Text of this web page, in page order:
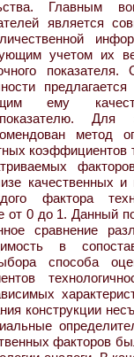
Главным
является
учетом их
показателя.
ему
показателю.
метод
коэффициентов
качественных и
фактора
от 0 до 1. Данный
сравнение
в
способа
конструкции
факторов